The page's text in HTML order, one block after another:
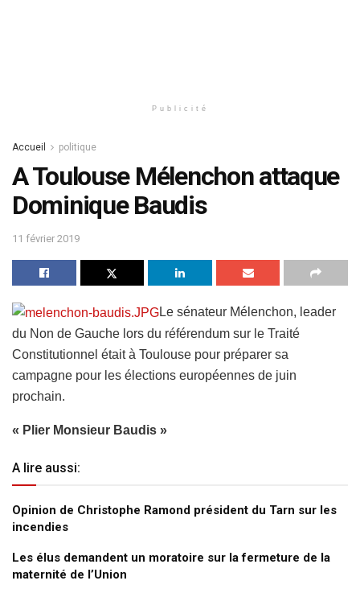
Publicité
Accueil politique
A Toulouse Mélenchon attaque
Dominique Baudis
11 février 2019
Le sénateur Mélenchon, leader
du Non de Gauche lors du référendum sur le Traité
Constitutionnel était à Toulouse pour préparer sa
campagne pour les élections européennes de juin
prochain.
« Plier Monsieur Baudis »
A lire aussi:
Opinion de Christophe Ramond président du Tarn sur les
incendies
Les élus demandent un moratoire sur la fermeture de la
maternité de l’Union